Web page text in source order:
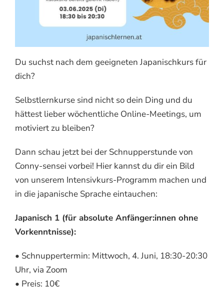
Du suchst nach dem geeigneten Japanischkurs für
dich?
Selbstlernkurse sind nicht so dein Ding und du
hättest lieber wöchentliche Online-Meetings, um
motiviert zu bleiben?
Dann schau jetzt bei der Schnupperstunde von
Conny-sensei vorbei! Hier kannst du dir ein Bild
von unserem Intensivkurs-Programm machen und
in die japanische Sprache eintauchen:
Japanisch 1 (für absolute Anfänger:innen ohne
Vorkenntnisse):
• Schnuppertermin: Mittwoch, 4. Juni, 18:30-20:30
Uhr, via Zoom
• Preis: 10€